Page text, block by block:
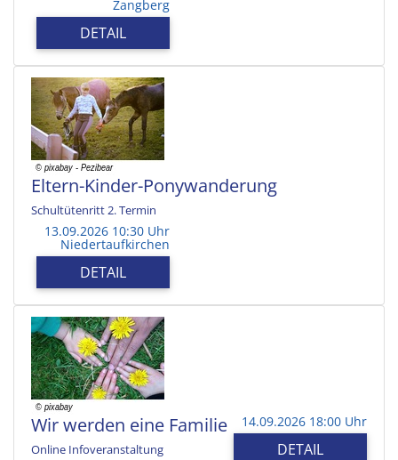
Zangberg
DETAIL
Eltern-Kinder-Ponywanderung
Schultütenritt 2. Termin
13.09.2026 10:30 Uhr
Niedertaufkirchen
DETAIL
Wir werden eine Familie
Online Infoveranstaltung
14.09.2026 18:00 Uhr
DETAIL